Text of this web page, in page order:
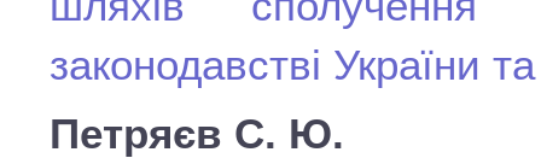
законодавстві України
Петряєв С. Ю.